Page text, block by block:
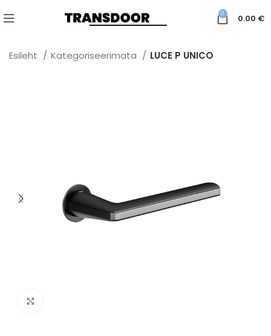
0 0.00 €
Esileht Kategoriseerimata LUCE P UNICO